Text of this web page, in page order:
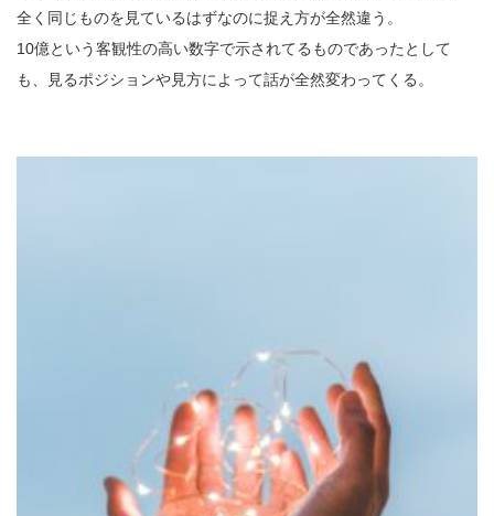
全く同じものを見ているはずなのに捉え方が全然違う。
10億という客観性の高い数字で示されてるものであったとして
も、見るポジションや見方によって話が全然変わってくる。